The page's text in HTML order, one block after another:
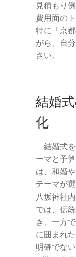
見積もり
費用面の
特に「京
がら、自
さい。
結婚
化
結婚式を
ーマと予
は、和婚
テーマが
八坂神社
では、伝
き、一方
に囲まれ
明確でな